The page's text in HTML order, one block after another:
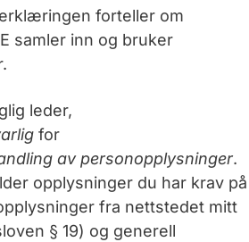
forteller om
samler inn og bruker
leder,
for
av personopplysninger.
opplysninger du har krav på
fra nettstedet mitt
§ 19) og generell